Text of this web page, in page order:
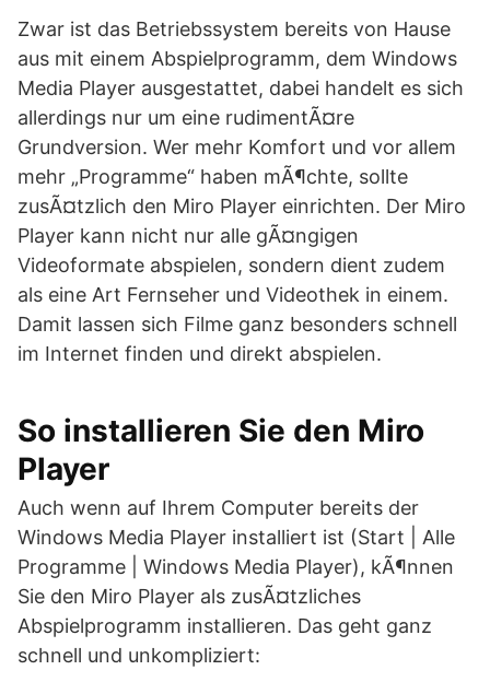
Zwar ist das Betriebssystem bereits von Hause
aus mit einem Abspielprogramm, dem Windows
Media Player ausgestattet, dabei handelt es sich
allerdings nur um eine rudimentÃ¤re
Grundversion. Wer mehr Komfort und vor allem
mehr „Programme“ haben mÃ¶chte, sollte
zusÃ¤tzlich den Miro Player einrichten. Der Miro
Player kann nicht nur alle gÃ¤ngigen
Videoformate abspielen, sondern dient zudem
als eine Art Fernseher und Videothek in einem.
Damit lassen sich Filme ganz besonders schnell
im Internet finden und direkt abspielen.
So installieren Sie den Miro
Player
Auch wenn auf Ihrem Computer bereits der
Windows Media Player installiert ist (Start | Alle
Programme | Windows Media Player), kÃ¶nnen
Sie den Miro Player als zusÃ¤tzliches
Abspielprogramm installieren. Das geht ganz
schnell und unkompliziert: